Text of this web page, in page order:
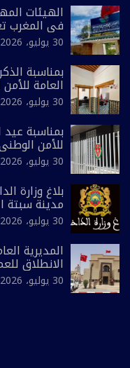
الهيئات
في المغرب
انتخابية
ضيق”
30 يوليو، 2026
العامة
الشرطة
30 يوليو، 2026
بمناسبة عيد
للأمن
فرقتين
30 يوليو، 2026
بلاغ وزارة
مدينة سبتة
30 يوليو، 2026
المديرية
الانطلاق
للشرطة
30 يوليو، 2026